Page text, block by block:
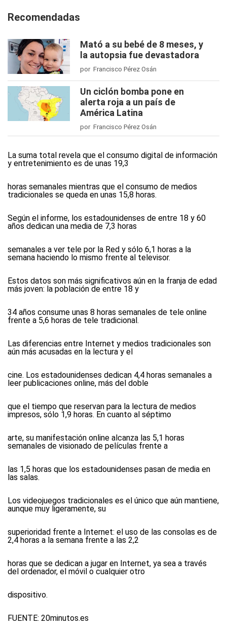
Recomendadas
Mató a su bebé de 8 meses, y
la autopsia fue devastadora
por Francisco Pérez Osán
Un ciclón bomba pone en
alerta roja a un país de
América Latina
por Francisco Pérez Osán
La suma total revela que el consumo digital de información
y entretenimiento es de unas 19,3
horas semanales mientras que el consumo de medios
tradicionales se queda en unas 15,8 horas.
Según el informe, los estadounidenses de entre 18 y 60
años dedican una media de 7,3 horas
semanales a ver tele por la Red y sólo 6,1 horas a la
semana haciendo lo mismo frente al televisor.
Estos datos son más significativos aún en la franja de edad
más joven: la población de entre 18 y
34 años consume unas 8 horas semanales de tele online
frente a 5,6 horas de tele tradicional.
Las diferencias entre Internet y medios tradicionales son
aún más acusadas en la lectura y el
cine. Los estadounidenses dedican 4,4 horas semanales a
leer publicaciones online, más del doble
que el tiempo que reservan para la lectura de medios
impresos, sólo 1,9 horas. En cuanto al séptimo
arte, su manifestación online alcanza las 5,1 horas
semanales de visionado de películas frente a
las 1,5 horas que los estadounidenses pasan de media en
las salas.
Los videojuegos tradicionales es el único que aún mantiene,
aunque muy ligeramente, su
superioridad frente a Internet: el uso de las consolas es de
2,4 horas a la semana frente a las 2,2
horas que se dedican a jugar en Internet, ya sea a través
del ordenador, el móvil o cualquier otro
dispositivo.
FUENTE: 20minutos.es